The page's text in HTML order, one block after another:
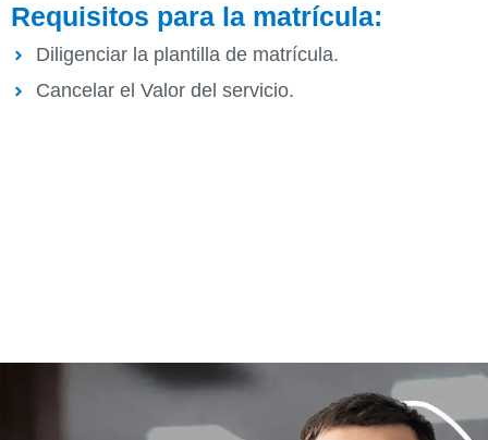
Requisitos para la matrícula:
Diligenciar la plantilla de matrícula.
Cancelar el Valor del servicio.